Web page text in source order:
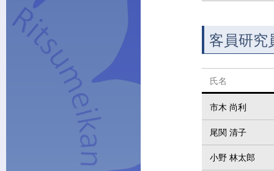
客員研究
氏名
市木 尚利
尾関 清子
小野 林太郎